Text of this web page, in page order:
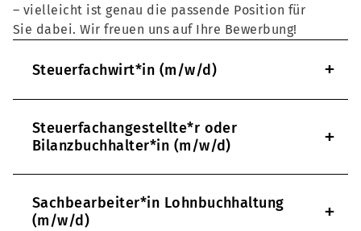
– vielleicht ist genau die passende Position für
Sie dabei. Wir freuen uns auf Ihre Bewerbung!
Steuerfachwirt*in (m/w/d) +
Steuerfachangestellte*r oder
Bilanzbuchhalter*in (m/w/d)
+
Sachbearbeiter*in Lohnbuchhaltung
(m/w/d)
+